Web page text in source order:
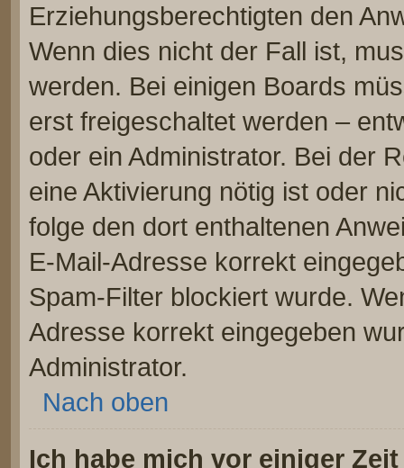
Erziehungsberechtigten den
Wenn dies nicht der Fall ist,
werden. Bei einigen Boards
erst freigeschaltet werden –
oder ein Administrator. Bei der
eine Aktivierung nötig ist oder
folge den dort enthaltenen
E-Mail-Adresse korrekt
Spam-Filter blockiert wurde.
Adresse korrekt eingegeben
Administrator.
Nach oben
Ich habe mich vor einiger